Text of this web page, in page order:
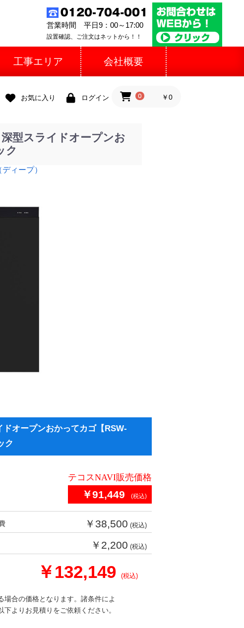
営業時間 平日9：00～17:00
設置確認、ご注文はネットから！！
工事エリア 会社概要
お気に入り ログイン 0 ￥0
型スライドオープンお
ク
ィープ）
オープンおかってカゴ【RSW-
ク
テコスNAVI販売価格
￥91,449 (税込)
￥38,500 (税込)
￥2,200 (税込)
￥132,149(税込)
合の価格となります。諸条件によ
よりお見積りをご依頼ください。